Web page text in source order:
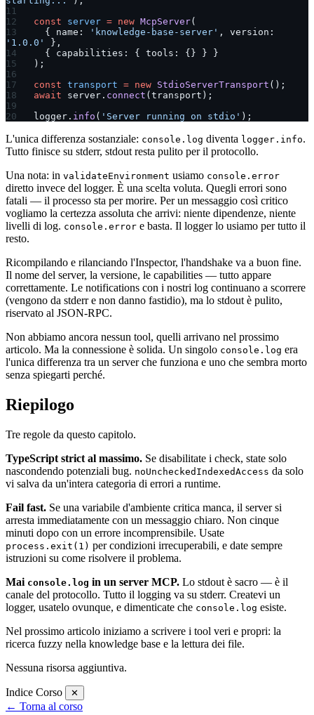
const server = new McpServer(
  { name:
'knowledge-base-server'
'1.0.0'
},
  { capabilities: { tools: {} } }
);
const transport = new StdioServerTransport ();
await server. connect (transport);
logger. info ( 'Server running on stdio' );
L'unica differenza sostanziale: console.log diventa logger.info.
Tutto finisce su stderr, stdout resta pulito per il protocollo.
Una nota: in validateEnvironment usiamo console.error
diretto invece del logger. È una scelta voluta. Quegli errori sono
fatali — il processo sta per morire. Per un messaggio così critico
vogliamo la certezza assoluta che arrivi: niente dipendenze, niente
livelli di log. console.error e basta. Il logger lo usiamo per tutto il
resto.
Ricompilando e rilanciando l'Inspector, l'handshake va a buon fine.
Il nome del server, la versione, le capabilities — tutto appare
correttamente. Le notifications con i nostri log continuano a scorrere
(vengono da stderr e non danno fastidio), ma lo stdout è pulito,
riservato al JSON-RPC.
Non abbiamo ancora nessun tool, quelli arrivano nel prossimo
articolo. Ma la connessione è solida. Un singolo console.log era
l'unica differenza tra un server che funziona e uno che sembra morto
senza spiegarti perché.
Riepilogo
Tre regole da questo capitolo.
TypeScript strict al massimo. Se disabilitate i check, state solo
nascondendo potenziali bug. noUncheckedIndexedAccess da solo
vi salva da un'intera categoria di errori a runtime.
Fail fast. Se una variabile d'ambiente critica manca, il server si
arresta immediatamente con un messaggio chiaro. Non cinque
minuti dopo con un errore incomprensibile. Usate
process.exit(1) per condizioni irrecuperabili, e date sempre
istruzioni su come risolvere il problema.
Mai console.log in un server MCP. Lo stdout è sacro — è il
canale del protocollo. Tutto il logging va su stderr. Createvi un
logger, usatelo ovunque, e dimenticate che console.log esiste.
Nel prossimo articolo iniziamo a scrivere i tool veri e propri: la
ricerca fuzzy nella knowledge base e la lettura dei file.
Nessuna risorsa aggiuntiva.
Indice Corso ✕
← Torna al corso